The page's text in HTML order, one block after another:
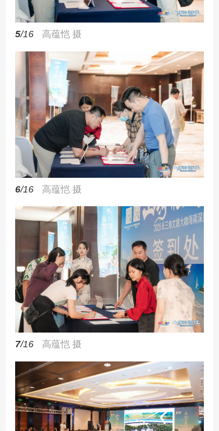
5/16 高蕴恺 摄
6/16 高蕴恺 摄
7/16 高蕴恺 摄